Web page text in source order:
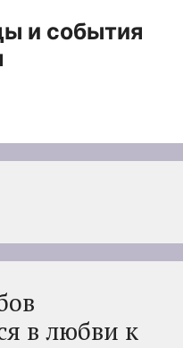
и события
в любви к